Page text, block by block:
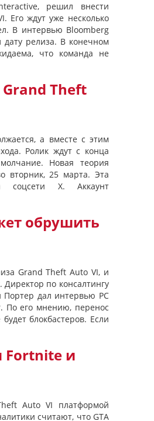
решил внести
Его ждут уже несколько
В интервью Bloomberg
дату релиза. В конечном
что команда не
Theft
а вместе с этим
Ролик ждут с конца
Новая теория
вторник, 25 марта. Эта
соцсети X. Аккаунт
обрушить
Grand Theft Auto VI, и
Директор по консалтингу
Портер дал интервью PC
По его мнению, перенос
блокбастеров. Если
Fortnite и
Auto VI платформой
считают, что GTA